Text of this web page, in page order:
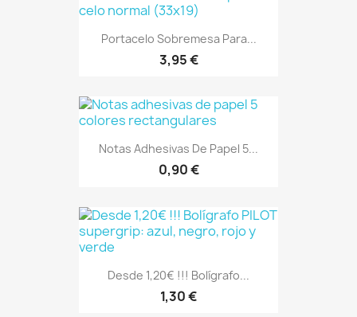
Portacelo Sobremesa Para...
3,95 €
Notas Adhesivas De Papel 5...
0,90 €
Desde 1,20€ !!! Bolígrafo...
1,30 €